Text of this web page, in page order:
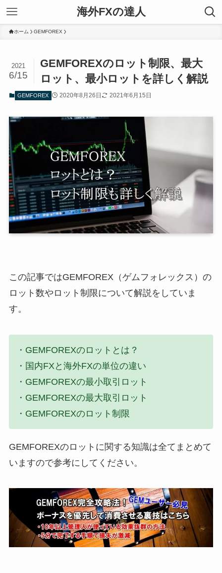
海外FXの達人
ホーム GEMFOREX
GEMFOREXのロット制限、最大
ロット、最小ロットを詳しく解説
2021
6/15
GEMFOREX 2020年8月26日 2021年6月15日
この記事ではGEMFOREX（ゲムフォレックス）の
ロット数やロット制限について解説をしていま
す。
・GEMFOREXのロットとは？
・国内FXと海外FXの単位の違い
・GEMFOREXの最小取引ロット
・GEMFOREXの最大取引ロット
・GEMFOREXのロット制限
GEMFOREXのロットに関する知識は全てまとめて
いますので参考にしてください。